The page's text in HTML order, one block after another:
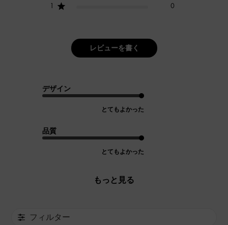
1
0
レビューを書く
デザイン
とてもよかった
品質
とてもよかった
もっと見る
フィルター